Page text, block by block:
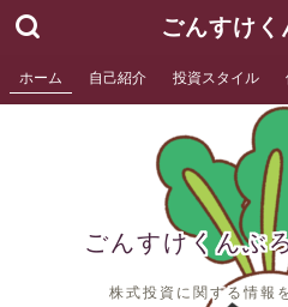
ごんすけ
ホーム 自己紹介 投資スタイル
ごんすけくんぶ
株式投資に関する情報